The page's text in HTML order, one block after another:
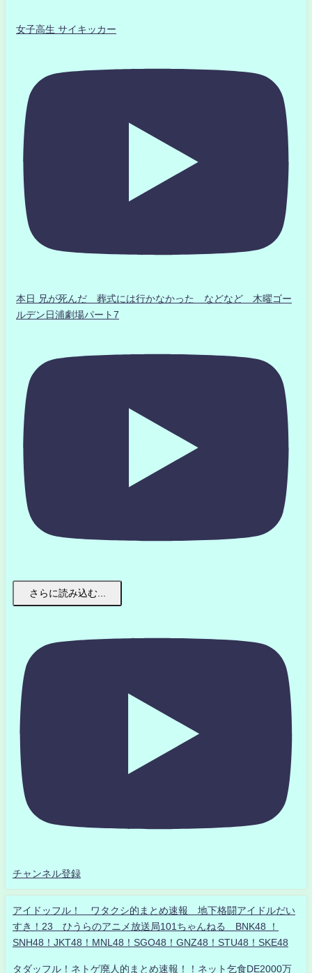
女子高生 サイキッカー
本日 兄が死んだ 葬式には行かなかった などなど 木曜ゴー
ルデン日浦劇場パート7
さらに読み込む...
チャンネル登録
アイドッフル！ ワタクシ的まとめ速報 地下格闘アイドルだい
すき！23 ひうらのアニメ放送局101ちゃんねる BNK48 ！
SNH48！JKT48！MNL48！SGO48！GNZ48！STU48！SKE48
タダッフル！ネトゲ廃人的まとめ速報！！ネット乞食DE2000万